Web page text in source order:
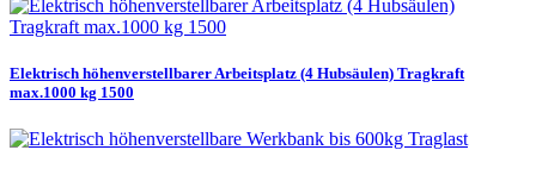
Elektrisch höhenverstellbarer Arbeitsplatz (4 Hubsäulen) Tragkraft
max.1000 kg 1500